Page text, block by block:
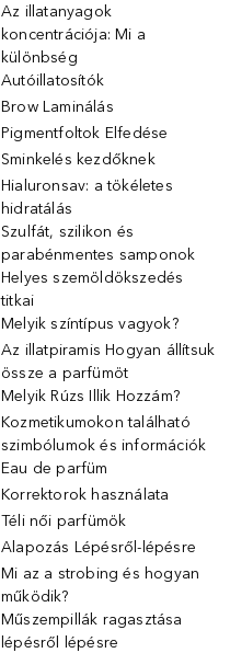
Az illatanyagok
koncentrációja: Mi a
különbség
Autóillatosítók
Brow Laminálás
Pigmentfoltok Elfedése
Sminkelés kezdőknek
Hialuronsav: a tökéletes
hidratálás
Szulfát, szilikon és
parabénmentes samponok
Helyes szemöldökszedés
titkai
Melyik színtípus vagyok?
Az illatpiramis Hogyan állítsuk
össze a parfümöt
Melyik Rúzs Illik Hozzám?
Kozmetikumokon található
szimbólumok és információk
Eau de parfüm
Korrektorok használata
Téli női parfümök
Alapozás Lépésről-lépésre
Mi az a strobing és hogyan
működik?
Műszempillák ragasztása
lépésről lépésre